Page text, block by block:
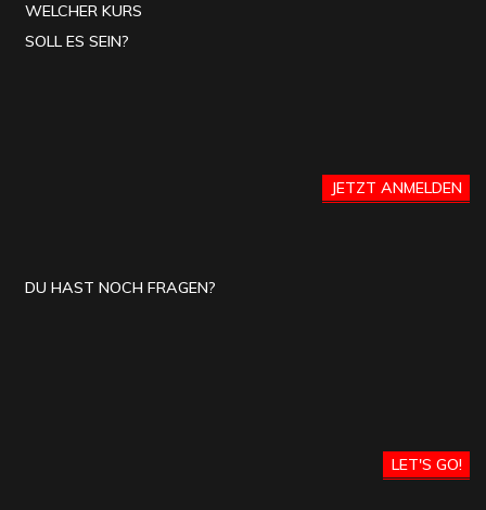
WELCHER KURS
SOLL ES SEIN?
JETZT ANMELDEN
DU HAST NOCH FRAGEN?
LET'S GO!